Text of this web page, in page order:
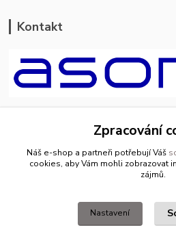
Kontakt
+420 799 500 769
pracovní dny 8-11hod.,13-15hod.
Zpracování
Náš e-shop a partneři potřebují Váš
cookies, aby Vám mohli zobrazovat
zájmů.
Nastavení